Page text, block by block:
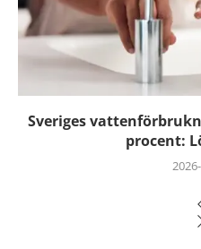
Sveriges
procent: